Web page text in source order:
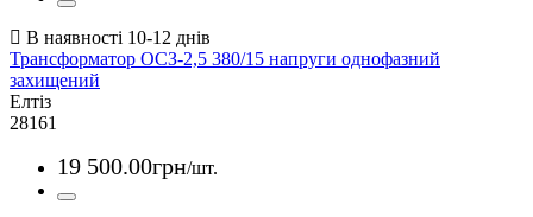
Трансформатор ОСЗ-2,5 380/15 напруги однофазний
захищений
Елтіз
28161
19 500.00грн/шт.